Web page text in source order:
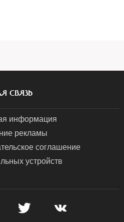
СВЯЗЬ
информация
рекламы
соглашение
устройств